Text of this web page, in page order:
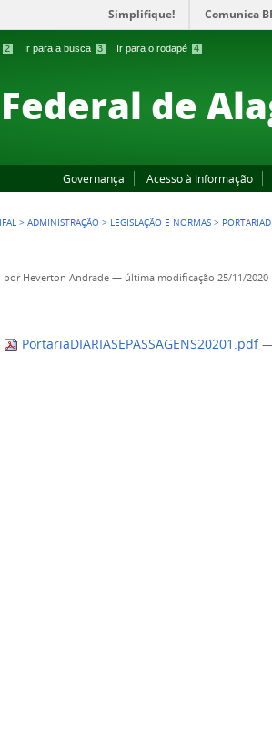
2 Ir para a busca 3 Ir para o rodapé 4
Simplifique! Comunica
de
Governança Acesso à Informação
>ADMINISTRAÇÃO > LEGISLAÇÃO E NORMAS >
por Heverton Andrade — última modificação 25/11/2020
PortariaDIARIASEPASSAGENS20201.pdf—